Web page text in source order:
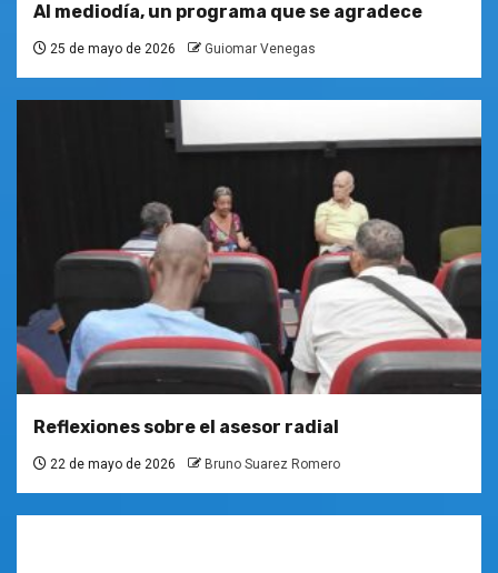
Al mediodía, un programa que se agradece
25 de mayo de 2026 Guiomar Venegas
Reflexiones sobre el asesor radial
22 de mayo de 2026 Bruno Suarez Romero